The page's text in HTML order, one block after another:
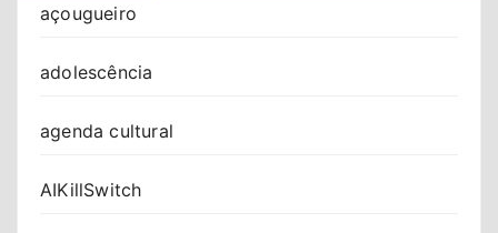
açougueiro
adolescência
agenda cultural
AIKillSwitch